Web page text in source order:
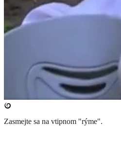
Zasmejte sa na vtipnom "rýme".